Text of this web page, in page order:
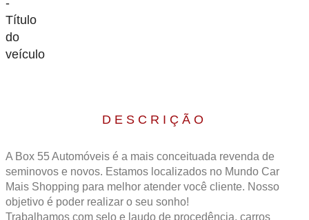
DESCRIÇÃO
A Box 55 Automóveis é a mais conceituada revenda de
seminovos e novos. Estamos localizados no Mundo Car
Mais Shopping para melhor atender você cliente. Nosso
objetivo é poder realizar o seu sonho!
Trabalhamos com selo e laudo de procedência, carros